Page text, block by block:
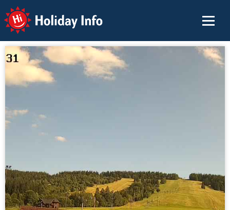
Holiday Info